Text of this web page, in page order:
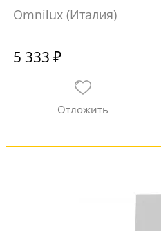
Omnilux (Италия)
5 333 ₽